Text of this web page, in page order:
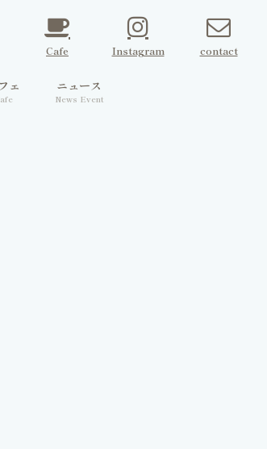
Cafe Instagram contact
ェ ニュース
News Event